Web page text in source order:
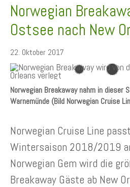
Norwegian
Ostsee nach New
22. Oktober 2017
Norwegian Breakaway nahm in dieser
Warnemünde (Bild Norwegian Cruise
Norwegian Cruise Line
Wintersaison 2018/2019
Norwegian Gem wird die
Breakaway Gäste ab New